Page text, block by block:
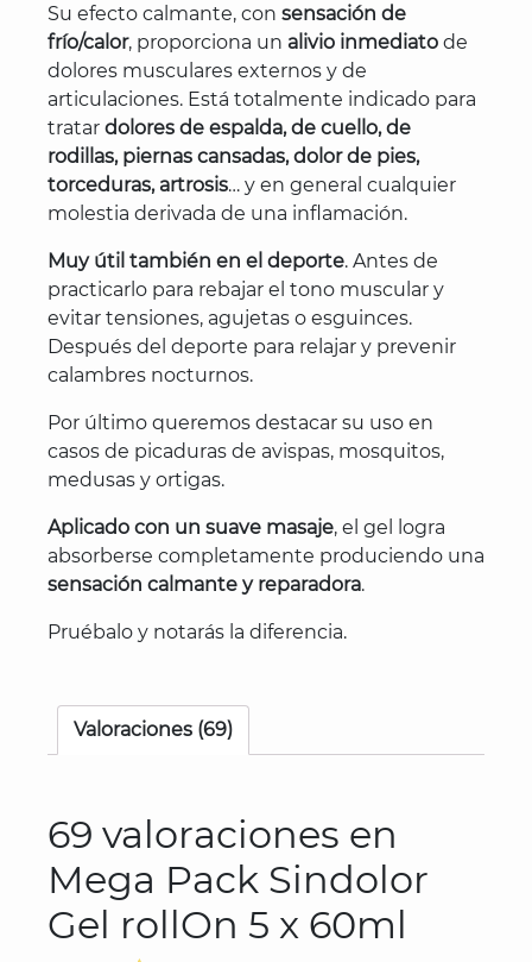
Su efecto calmante, con sensación de
frío/calor, proporciona un alivio inmediato de
dolores musculares externos y de
articulaciones. Está totalmente indicado para
tratar dolores de espalda, de cuello, de
rodillas, piernas cansadas, dolor de pies,
torceduras, artrosis… y en general cualquier
molestia derivada de una inflamación.
Muy útil también en el deporte. Antes de
practicarlo para rebajar el tono muscular y
evitar tensiones, agujetas o esguinces.
Después del deporte para relajar y prevenir
calambres nocturnos.
Por último queremos destacar su uso en
casos de picaduras de avispas, mosquitos,
medusas y ortigas.
Aplicado con un suave masaje, el gel logra
absorberse completamente produciendo una
sensación calmante y reparadora.
Pruébalo y notarás la diferencia.
Valoraciones (69)
69 valoraciones en
Mega Pack Sindolor
Gel rollOn 5 x 60ml